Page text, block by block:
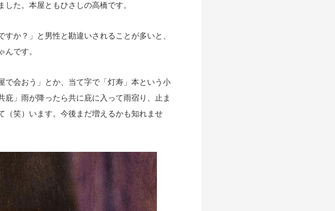
した。本屋ともひさしの高橋です。
すか？」と男性と勘違いされることが多いと、
です。
で会おう」とか、当て字で「灯寿」本という小
」雨が降ったら共に庇に入って雨宿り、止ま
（笑）います。今後まだ増えるかも知れませ